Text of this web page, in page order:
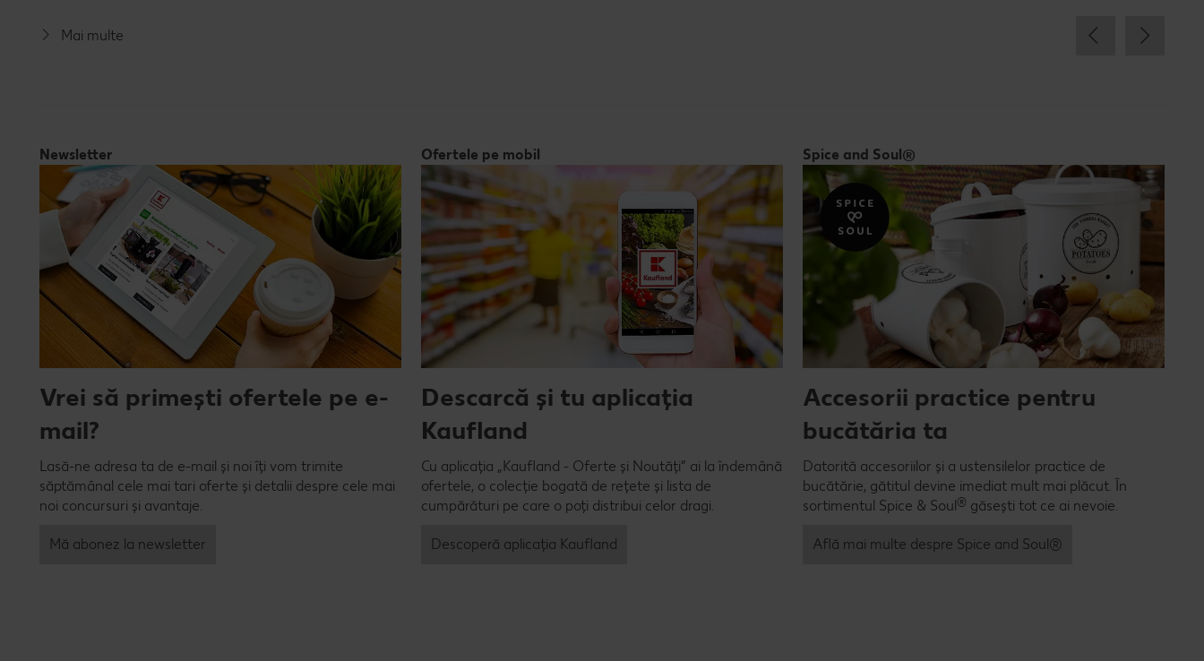
Mai multe
Newsletter
Vrei să primești ofertele pe e-
mail?
Lasă-ne adresa ta de e-mail și noi îți vom trimite
săptămânal cele mai tari oferte și detalii despre cele mai
noi concursuri și avantaje.
Mă abonez la newsletter
Ofertele pe mobil
Descarcă și tu aplicația
Kaufland
Cu aplicația „Kaufland - Oferte și Noutăți” ai la îndemână
ofertele, o colecție bogată de rețete și lista de
cumpărături pe care o poți distribui celor dragi.
Descoperă aplicația Kaufland
Spice and Soul®
Accesorii practice pentru
bucătăria ta
Datorită accesoriilor și a ustensilelor practice de
bucătărie, gătitul devine imediat mult mai plăcut. În
sortimentul Spice & Soul ® găsești tot ce ai nevoie.
Află mai multe despre Spice and Soul®